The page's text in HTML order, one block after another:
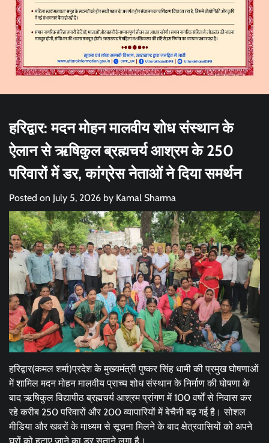
हरिद्वार: मदन मोहन मालवीय शोध संस्थान के
ऐलान से ऋषिकुल ब्रह्मचर्य आश्रम के 250
परिवारों में डर, कांग्रेस नेताओं ने दिया समर्थन
Posted on July 5, 2026 by Kamal Sharma
हरिद्वार(कमल शर्मा)प्रदेश के मुख्यमंत्री पुष्कर सिंह धामी की प्रमुख घोषणाओं
में शामिल मदन मोहन मालवीय प्राच्य शोध संस्थान के निर्माण की घोषणा के
बाद ऋषिकुल विद्यापीठ ब्रह्मचर्य आश्रम प्रांगण में 100 वर्षों से निवास कर
रहे करीब 250 परिवारों और 200 व्यापारियों में बेचैनी बढ़ गई है। सोशल
मीडिया और खबरों के माध्यम से सूचना मिलने के बाद क्षेत्रवासियों को अपने